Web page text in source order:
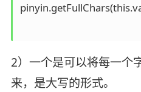
2）一个是可以将每一个
来，是大写的形式。